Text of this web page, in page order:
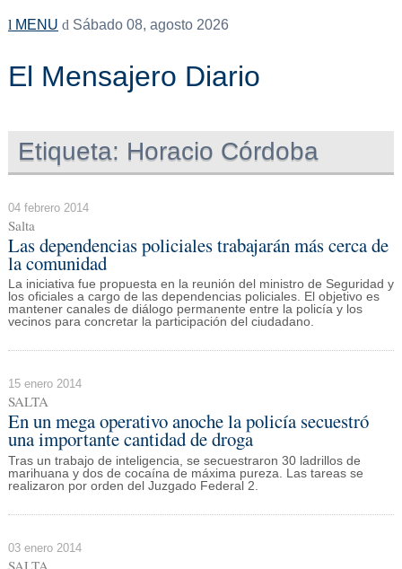
MENU Sábado 08, agosto 2026
El Mensajero Diario
Etiqueta: Horacio Córdoba
04 febrero 2014
Salta
Las dependencias policiales trabajarán más cerca de
la comunidad
La iniciativa fue propuesta en la reunión del ministro de Seguridad y
los oficiales a cargo de las dependencias policiales. El objetivo es
mantener canales de diálogo permanente entre la policía y los
vecinos para concretar la participación del ciudadano.
15 enero 2014
SALTA
En un mega operativo anoche la policía secuestró
una importante cantidad de droga
Tras un trabajo de inteligencia, se secuestraron 30 ladrillos de
marihuana y dos de cocaína de máxima pureza. Las tareas se
realizaron por orden del Juzgado Federal 2.
03 enero 2014
SALTA